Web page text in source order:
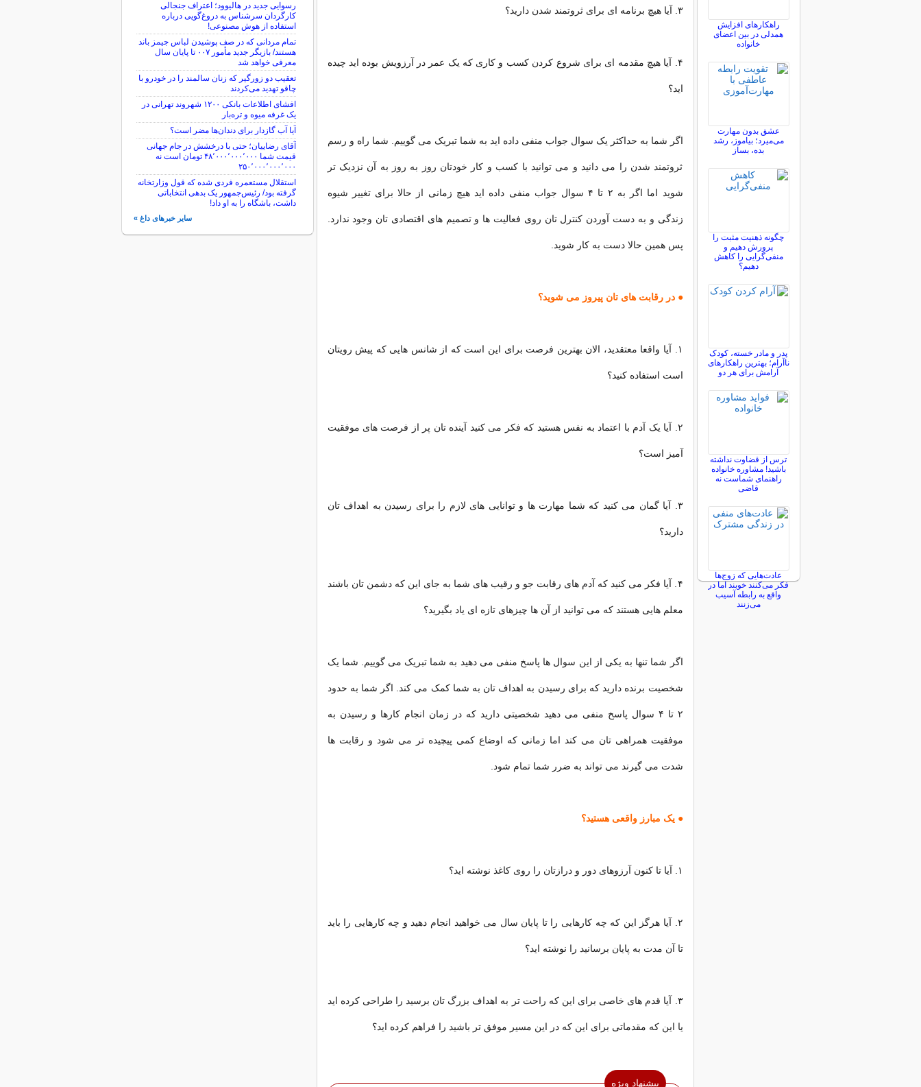
۳. آیا هیچ برنامه ای برای ثروتمند شدن دارید؟
۴. آیا هیچ مقدمه ای برای شروع کردن کسب و کاری که یک عمر در آرزویش بوده اید چیده
اید؟
اگر شما به حداکثر یک سوال جواب منفی داده اید به شما تبریک می گوییم. شما راه و رسم
ثروتمند شدن را می دانید و می توانید با کسب و کار خودتان روز به روز به آن نزدیک تر
شوید اما اگر به ۲ تا ۴ سوال جواب منفی داده اید هیچ زمانی از حالا برای تغییر شیوه
زندگی و به دست آوردن کنترل تان روی فعالیت ها و تصمیم های اقتصادی تان وجود ندارد.
پس همین حالا دست به کار شوید.
● در رقابت های تان پیروز می شوید؟
۱. آیا واقعا معتقدید، الان بهترین فرصت برای این است که از شانس هایی که پیش رویتان
است استفاده کنید؟
۲. آیا یک آدم با اعتماد به نفس هستید که فکر می کنید آینده تان پر از فرصت های موفقیت
آمیز است؟
۳. آیا گمان می کنید که شما مهارت ها و توانایی های لازم را برای رسیدن به اهداف تان
دارید؟
۴. آیا فکر می کنید که آدم های رقابت جو و رقیب های شما به جای این که دشمن تان باشند
معلم هایی هستند که می توانید از آن ها چیزهای تازه ای یاد بگیرید؟
اگر شما تنها به یکی از این سوال ها پاسخ منفی می دهید به شما تبریک می گوییم. شما یک
شخصیت برنده دارید که برای رسیدن به اهداف تان به شما کمک می کند. اگر شما به حدود
۲ تا ۴ سوال پاسخ منفی می دهید شخصیتی دارید که در زمان انجام کارها و رسیدن به
موفقیت همراهی تان می کند اما زمانی که اوضاع کمی پیچیده تر می شود و رقابت ها
شدت می گیرند می تواند به ضرر شما تمام شود.
● یک مبارز واقعی هستید؟
۱. آیا تا کنون آرزوهای دور و درازتان را روی کاغذ نوشته اید؟
۲. آیا هرگز این که چه کارهایی را تا پایان سال می خواهید انجام دهید و چه کارهایی را باید
تا آن مدت به پایان برسانید را نوشته اید؟
۳. آیا قدم های خاصی برای این که راحت تر به اهداف بزرگ تان برسید را طراحی کرده اید
یا این که مقدماتی برای این که در این مسیر موفق تر باشید را فراهم کرده اید؟
پیشنهاد ویژه
راهکارهای افزایش
همدلی در بین اعضای
خانواده
عشق بدون مهارت
می‌میرد؛ بیاموز، رشد
بده، بساز
چگونه ذهنیت مثبت را
پرورش دهیم و
منفی‌گرایی را کاهش
دهیم؟
پدر و مادر خسته، کودک
ناآرام؛ بهترین راهکارهای
آرامش برای هر دو
ترس از قضاوت نداشته
باشید! مشاوره خانواده
راهنمای شماست نه
قاضی
عادت‌هایی که زوج‌ها
فکر می‌کنند خوبند اما در
واقع به رابطه آسیب
می‌زنند
رسوایی جدید در هالیوود؛ اعتراف جنجالی
کارگردان سرشناس به دروغ‌گویی درباره
استفاده از هوش مصنوعی!
تمام مردانی که در صف پوشیدن لباس جیمز باند
هستند/ بازیگر جدید مأمور ۰۰۷ تا پایان سال
معرفی خواهد شد
تعقیب دو زورگیر که زنان سالمند را در خودرو با
چاقو تهدید می‌کردند
افشای اطلاعات بانکی ۱۲۰۰ شهروند تهرانی در
یک غرفه میوه و تره‌بار
آیا آب گازدار برای دندان‌ها مضر است؟
آقای رضاییان؛ حتی با درخشش در جام جهانی
قیمت شما ۴۸٬۰۰۰٬۰۰۰٬۰۰۰ تومان است نه
۲۵۰٬۰۰۰٬۰۰۰٬۰۰۰
استقلال مستعمره فردی شده که قول وزارتخانه
گرفته بود/ رئیس‌جمهور یک بدهی انتخاباتی
داشت، باشگاه را به او داد!
سایر خبرهای داغ »